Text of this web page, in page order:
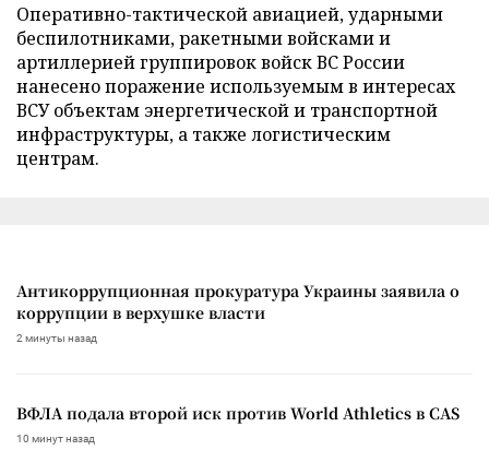
Оперативно-тактической авиацией, ударными
беспилотниками, ракетными войсками и
артиллерией группировок войск ВС России
нанесено поражение используемым в интересах
ВСУ объектам энергетической и транспортной
инфраструктуры, а также логистическим
центрам.
Антикоррупционная прокуратура Украины заявила о
коррупции в верхушке власти
2 минуты назад
ВФЛА подала второй иск против World Athletics в CAS
10 минут назад